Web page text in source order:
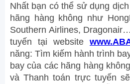
Nhất bạn có thể sử dụng
hãng hàng không như
Southern Airlines,
tuyến tại website
năng: Tìm kiếm hành trình
bay của các hãng hàng
và Thanh toán trực tuyến